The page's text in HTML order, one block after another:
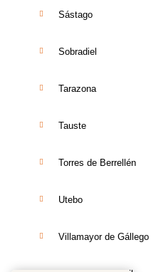
Sástago
Sobradiel
Tarazona
Tauste
Torres de Berrellén
Utebo
Villamayor de Gállego